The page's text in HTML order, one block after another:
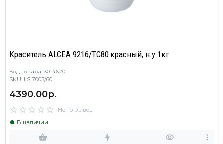
Краситель ALCEA 9216/TC80 красный, н.у.1кг
Код Товара: 3014670
SKU: LSI7003/60
4390.00р.
Нет отзывов
В наличии